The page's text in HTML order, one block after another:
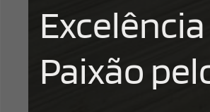
Paixão